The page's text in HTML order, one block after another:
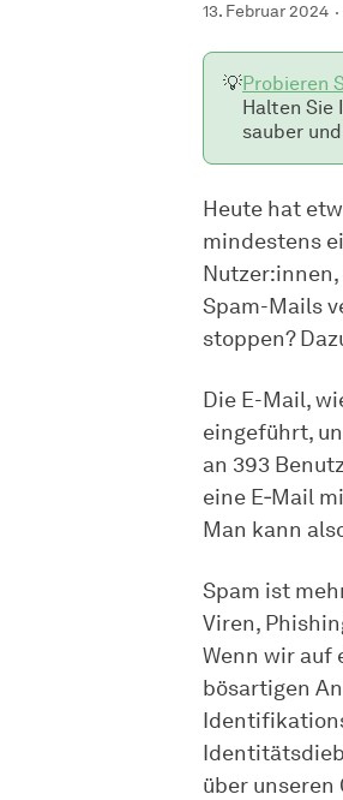
13. Februar 2024
💡Probieren
Halten Sie
sauber
Heute hat
mindestens
Nutzer:innen,
Spam-Mails
stoppen?
Die E-Mail,
eingeführt,
an 393
eine E‑Mail
Man kann
Spam ist
Viren,
Wenn wir auf
bösartigen
über unseren